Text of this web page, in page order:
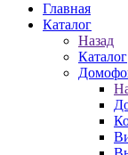
Главная
Каталог
Назад
Каталог